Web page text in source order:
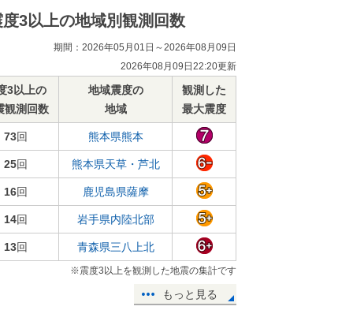
度3以上の地域別観測回数
期間：2026年05月01日～2026年08月09日
2026年08月09日22:20更新
3以上の
観測回数
地域震度の
地域
観測した
最大震度
73回 熊本県熊本
25回 熊本県天草・芦北
16回 鹿児島県薩摩
14回 岩手県内陸北部
13回 青森県三八上北
※震度3以上を観測した地震の集計です
もっと見る